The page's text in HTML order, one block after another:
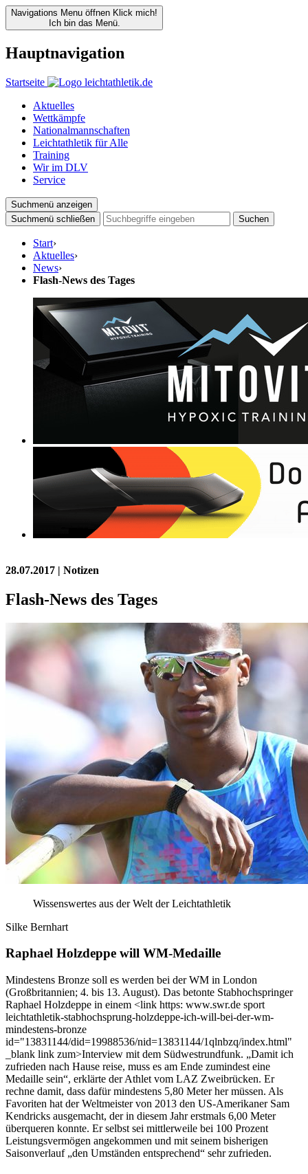
Navigations Menu öffnen Klick mich!
Ich bin das Menü.
Hauptnavigation
Startseite
Aktuelles
Wettkämpfe
Nationalmannschaften
Leichtathletik für Alle
Training
Wir im DLV
Service
Suchmenü anzeigen
Suchmenü schließen
Suchen
Start›
Aktuelles›
News›
Flash-News des Tages
28.07.2017 | Notizen
Flash-News des Tages
Wissenswertes aus der Welt der Leichtathletik
Silke Bernhart
Raphael Holzdeppe will WM-Medaille
Mindestens Bronze soll es werden bei der WM in London
(Großbritannien; 4. bis 13. August). Das betonte Stabhochspringer
Raphael Holzdeppe in einem <link https: www.swr.de sport
leichtathletik-stabhochsprung-holzdeppe-ich-will-bei-der-wm-
mindestens-bronze
id="13831144/did=19988536/nid=13831144/1qlnbzq/index.html"
_blank link zum>Interview mit dem Südwestrundfunk. „Damit ich
zufrieden nach Hause reise, muss es am Ende zumindest eine
Medaille sein“, erklärte der Athlet vom LAZ Zweibrücken. Er
rechne damit, dass dafür mindestens 5,80 Meter her müssen. Als
Favoriten hat der Weltmeister von 2013 den US-Amerikaner Sam
Kendricks ausgemacht, der in diesem Jahr erstmals 6,00 Meter
überqueren konnte. Er selbst sei mittlerweile bei 100 Prozent
Leistungsvermögen angekommen und mit seinem bisherigen
Saisonverlauf „den Umständen entsprechend“ sehr zufrieden.